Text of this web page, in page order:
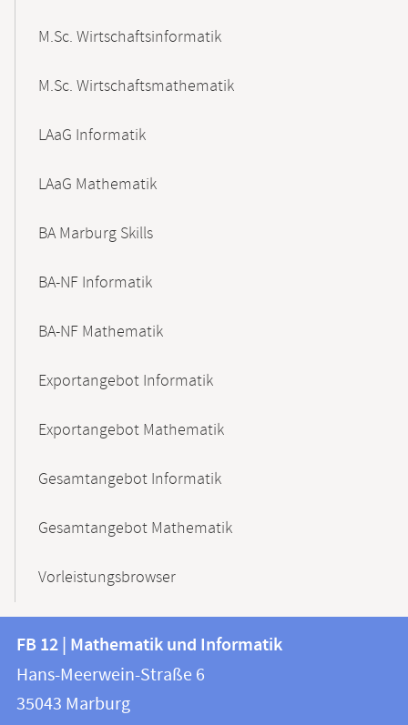
M.Sc. Wirtschaftsinformatik
M.Sc. Wirtschaftsmathematik
LAaG Informatik
LAaG Mathematik
BA Marburg Skills
BA-NF Informatik
BA-NF Mathematik
Exportangebot Informatik
Exportangebot Mathematik
Gesamtangebot Informatik
Gesamtangebot Mathematik
Vorleistungsbrowser
Kontakt
und
Informationen
FB
12
|
FB 12 | Mathematik und Informatik
Hans-Meerwein-Straße 6
35043 Marburg